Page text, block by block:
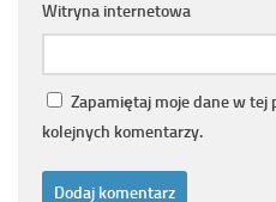
Witryna internetowa
Zapamiętaj moje dane w tej
kolejnych komentarzy.